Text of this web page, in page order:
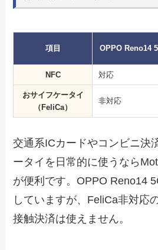
項目 OPPO Reno14
NFC 対応
おサイフケータイ
（FeliCa）
非対応
交通系ICカードやコンビニ決
ータイを日常的に使うなら
が便利です。OPPO Reno14
していますが、FeliCa非対応
接触決済は使えません。